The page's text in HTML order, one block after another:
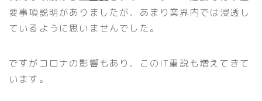
要事項説明がありましたが、あまり業界内では浸透し
ているように思いませんでした。
ですがコロナの影響もあり、このIT重説も増えてきて
います。